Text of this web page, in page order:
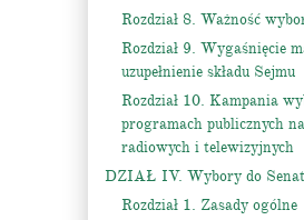
Rozdział 8. Ważność
Rozdział 9. Wygaśnięcie
uzupełnienie składu Sejmu
Rozdział 10. Kampania
programach publicznych
radiowych i telewizyjnych
DZIAŁ IV. Wybory do
Rozdział 1. Zasady ogólne